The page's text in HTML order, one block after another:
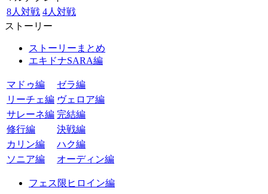
8人対戦 4人対戦
ストーリー
ストーリーまとめ
エキドナSARA編
マドゥ編
ゼラ編
リーチェ編 ヴェロア編
サレーネ編 完結編
修行編
決戦編
カリン編
ハク編
ソニア編
オーディン編
フェス限ヒロイン編